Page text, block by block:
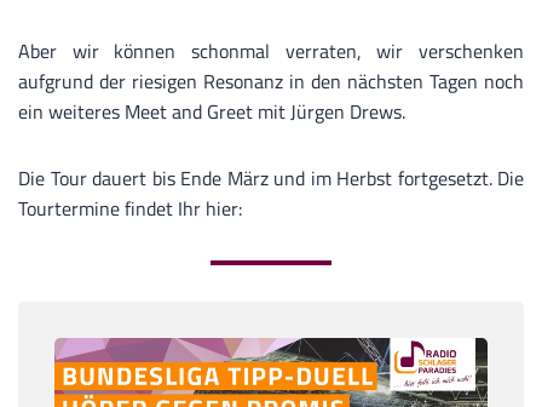
Aber wir können schonmal verraten, wir verschenken
aufgrund der riesigen Resonanz in den nächsten Tagen noch
ein weiteres Meet and Greet mit Jürgen Drews.
Die Tour dauert bis Ende März und im Herbst fortgesetzt. Die
Tourtermine findet Ihr hier: